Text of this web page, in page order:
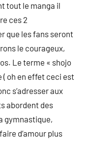
tout le manga il
ces 2
que les fans seront
le courageux,
Le terme « shojo
( oh en effet ceci est
s’adresser aux
abordent des
gymnastique,
d’amour plus